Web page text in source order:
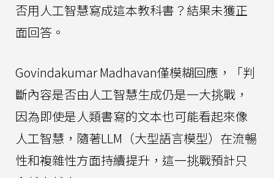
否用人工智慧寫成這本教科書？結果未獲正
面回答。
Govindakumar Madhavan僅模糊回應，「判
斷內容是否由人工智慧生成仍是一大挑戰，
因為即使是人類書寫的文本也可能看起來像
人工智慧，隨著LLM（大型語言模型）在流暢
性和複雜性方面持續提升，這一挑戰預計只